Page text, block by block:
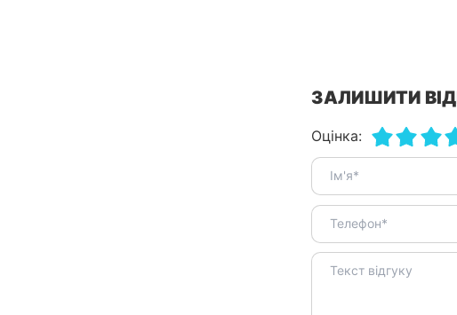
ЗАЛИШИТИ
Оцінка: